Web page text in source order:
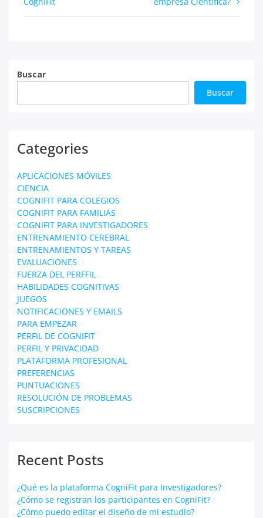
de
Buscar
Buscar
Categories
APLICACIONES MÓVILES
CIENCIA
COGNIFIT PARA COLEGIOS
COGNIFIT PARA FAMILIAS
COGNIFIT PARA INVESTIGADORES
ENTRENAMIENTO CEREBRAL
ENTRENAMIENTOS Y TAREAS
EVALUACIONES
FUERZA DEL PERFFIL
HABILIDADES COGNITIVAS
JUEGOS
NOTIFICACIONES Y EMAILS
PARA EMPEZAR
PERFIL DE COGNIFIT
PERFIL Y PRIVACIDAD
PLATAFORMA PROFESIONAL
PREFERENCIAS
PUNTUACIONES
RESOLUCIÓN DE PROBLEMAS
SUSCRIPCIONES
Recent Posts
¿Qué es la plataforma CogniFit para Investigadores?
¿Cómo se registran los participantes en CogniFit?
¿Cómo puedo editar el diseño de mi estudio?